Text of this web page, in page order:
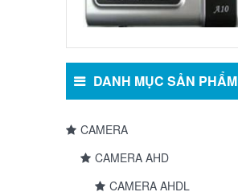
DANH MỤC SẢN PHẨM
CAMERA
CAMERA AHD
CAMERA AHDL